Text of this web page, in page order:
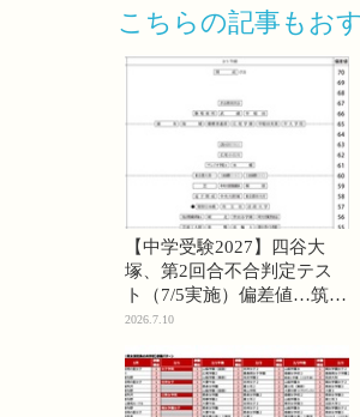
こちらの記事もお
【中学受験2027】四谷大
塚、第2回合不合判定テス
ト（7/5実施）偏差値…筑駒
74・桜蔭70＜PR＞
2026.7.10